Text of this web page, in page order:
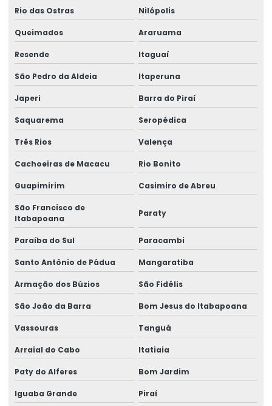
Etiquetas Adesivas Em Bopp
Etiquetas Adesivas Em Diferentes Materiais
Etiquetas Adesivas Em Diferentes Medidas
Etiquetas Adesivas Metalizadas Para Produtos
Etiquetas Adesivas Para Embalagens Comerciais
Etiquetas Adesivas Para Festas E Eventos
Etiquetas Adesivas Para Identificação De Produtos
Etiquetas Adesivas Para Marcação De Produtos
Etiquetas Adesivas Para Produtos
Etiquetas Adesivas Para Roupas E Têxteis
Etiquetas Adesivas Personalizadas
Etiquetas Auto Adesivas Para Vários Segmentos
Etiquetas De Bopp Transparente
Etiquetas De Papel Couchê Fosco E Brilho
Etiquetas De Preço Para Loja
Rio das Ostras Nilópolis
Queimados Araruama
Resende Itaguaí
São Pedro da Aldeia Itaperuna
Japeri Barra do Piraí
Saquarema Seropédica
Três Rios Valença
Cachoeiras de Macacu Rio Bonito
Guapimirim Casimiro de Abreu
São Francisco de
Itabapoana
Paraty
Paraíba do Sul Paracambi
Santo Antônio de Pádua Mangaratiba
Armação dos Búzios São Fidélis
São João da Barra Bom Jesus do Itabapoana
Vassouras Tanguá
Arraial do Cabo Itatiaia
Paty do Alferes Bom Jardim
Iguaba Grande Piraí